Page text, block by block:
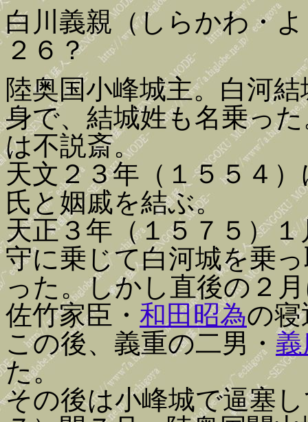
白川義親（しらかわ・
２６？
陸奥国小峰城主。白河
身で、結城姓も名乗っ
は不説斎。
天文２３年（１５５４）
氏と姻戚を結ぶ。
天正３年（１５７５）
守に乗じて白河城を乗
った。しかし直後の２
佐竹家臣・ 和田昭為の
この後、義重の二男・
た。
その後は小峰城で逼塞